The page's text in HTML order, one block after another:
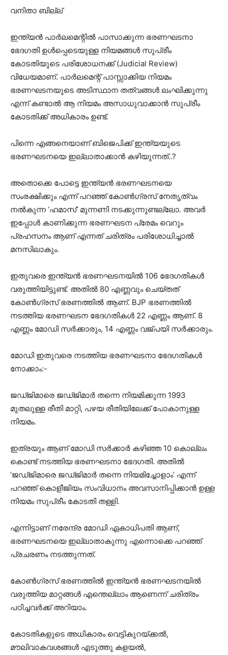
വനിതാ ബില്ല്
ഇന്ത്യൻ പാർലമെന്റിൽ പാസാക്കുന്ന ഭരണഘടനാ
ഭേദഗതി ഉൾപ്പെടെയുള്ള നിയമങ്ങൾ സുപ്രീം
കോടതിയുടെ പരിശോധനക്ക്‌ (Judicial Review)
വിധേയമാണ്. പാർലമെന്റ് പാസ്സാക്കിയ നിയമം
ഭരണഘടനയുടെ അടിസ്ഥാന തത്വങ്ങൾ ലംഘിക്കുന്നു
എന്ന് കണ്ടാൽ ആ നിയമം അസാധുവാക്കാൻ സുപ്രീം
കോടതിക്ക് അധികാരം ഉണ്ട്.
പിന്നെ എങ്ങനെയാണ് ബിജെപിക്ക് ഇന്ത്യയുടെ
ഭരണഘടനയെ ഇല്ലാതാക്കാൻ കഴിയുന്നത്..?
അതൊക്കെ പോട്ടെ ഇന്ത്യൻ ഭരണഘടനയെ
സംരക്ഷിക്കും എന്ന് പറഞ്ഞ് കോൺഗ്രസ്‌ നേതൃത്വം
നൽകുന്ന ‘ഹമാസ്’ മുന്നണി നടക്കുന്നുണ്ടല്ലോ. അവർ
ഇപ്പോൾ കാണിക്കുന്ന ഭരണഘടന പ്രേമം വെറും
പ്രഹസനം ആണ് എന്നത് ചരിത്രം പരിശോധിച്ചാൽ
മനസിലാകും.
ഇതുവരെ ഇന്ത്യൻ ഭരണഘടനയിൽ 106 ഭേദഗതികൾ
വരുത്തിയിട്ടുണ്ട്. അതിൽ 80 എണ്ണവും ചെയ്തത്
കോൺഗ്രസ്‌ ഭരണത്തിൽ ആണ്. BJP ഭരണത്തിൽ
നടത്തിയ ഭരണഘടന ഭേദഗതികൾ 22 എണ്ണം ആണ്. 8
എണ്ണം മോഡി സർക്കാരും, 14 എണ്ണം വജ്പയി സർക്കാരും.
മോഡി ഇതുവരെ നടത്തിയ ഭരണഘടനാ ഭേദഗതികൾ
നോക്കാം:-
ജഡ്ജിമാരെ ജഡ്ജിമാർ തന്നെ നിയമിക്കുന്ന 1993
മുതലുള്ള രീതി മാറ്റി, പഴയ രീതിയിലേക്ക് പോകാനുള്ള
നിയമം.
ഇത്രയും ആണ് മോഡി സർക്കാർ കഴിഞ്ഞ 10 കൊല്ലം
കൊണ്ട് നടത്തിയ ഭരണഘടനാ ഭേദഗതി. അതിൽ
‘ജഡ്ജിമാരെ ജഡ്ജിമാർ തന്നെ നിയമിച്ചോളാം’ എന്ന്
പറഞ്ഞ് കൊളീജിയം സംവിധാനം അവസാനിപ്പിക്കാൻ ഉള്ള
നിയമം സുപ്രീം കോടതി തള്ളി.
എന്നിട്ടാണ് നരേന്ദ്ര മോഡി ഏകാധിപതി ആണ്,
ഭരണഘടനയെ ഇല്ലാതാകുന്നു എന്നൊക്കെ പറഞ്ഞ്
പ്രചരണം നടത്തുന്നത്.
കോൺഗ്രസ്‌ ഭരണത്തിൽ ഇന്ത്യൻ ഭരണഘടനയിൽ
വരുത്തിയ മാറ്റങ്ങൾ എന്തെല്ലാം ആണെന്ന് ചരിത്രം
പഠിച്ചവർക്ക്‌ അറിയാം.
കോടതികളുടെ അധികാരം വെട്ടികുറയ്ക്കൽ,
മൗലിവാകവശങ്ങൾ എടുത്തു കളയൽ,